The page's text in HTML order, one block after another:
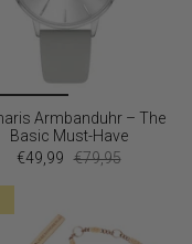
Armbanduhr – The
Basic Must-Have
€49,99 €79,95